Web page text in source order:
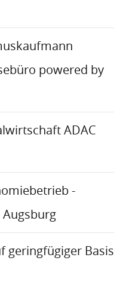
powered by
ADAC
-
geringfügiger Basis